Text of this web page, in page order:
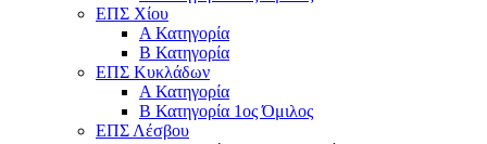
ΕΠΣ Χίου
Α Κατηγορία
Β Κατηγορία
ΕΠΣ Κυκλάδων
Α Κατηγορία
Β Κατηγορία 1ος Όμιλος
ΕΠΣ Λέσβου